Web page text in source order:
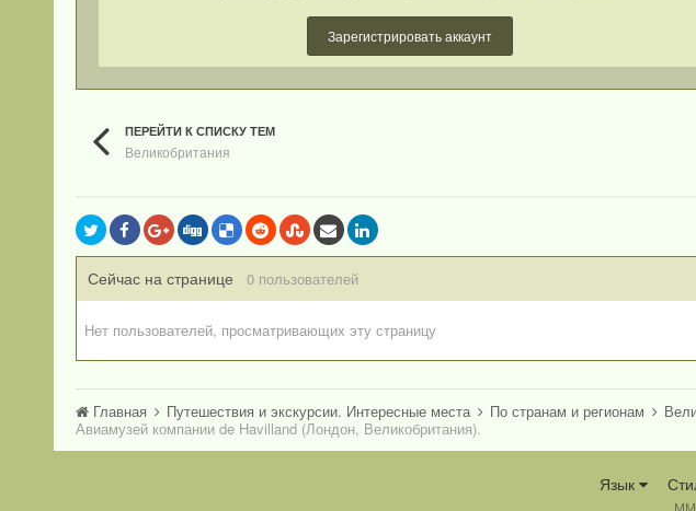
Зарегистрировать аккаунт
ПЕРЕЙТИ К СПИСКУ ТЕМ
Великобритания
Сейчас на странице 0 пользователей
Нет пользователей, просматривающих эту страницу
Главная Путешествия и экскурсии. Интересные места По странам и регионам
Авиамузей компании de Havilland (Лондон, Великобритания).
Язык